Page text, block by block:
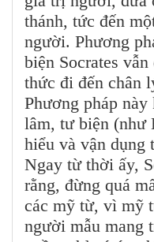
thánh, tức đến
người. Phương
biện Socrates
thức đi đến chân
Phương pháp
lâm, tư biện (như
hiểu và vận dụng
Ngay từ thời ấy,
rằng, đừng quá
các mỹ từ, vì mỹ
người mẫu mang